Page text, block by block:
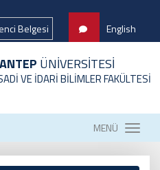
Belgesi
English
ÜNİVERSİTESİ
VE İDARİ BİLİMLER FAKÜLTESİ
MENÜ